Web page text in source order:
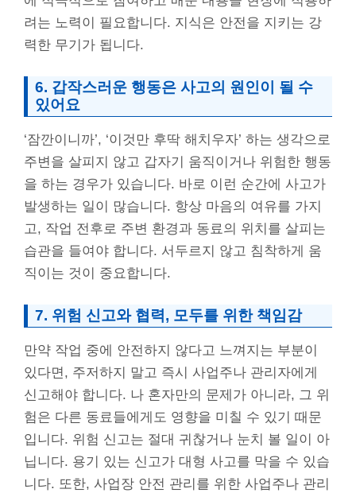
려는 노력이 필요합니다. 지식은 안전을 지키는 강
력한 무기가 됩니다.
6. 갑작스러운 행동은 사고의 원인이 될 수
있어요
‘잠깐이니까’, ‘이것만 후딱 해치우자’ 하는 생각으로
주변을 살피지 않고 갑자기 움직이거나 위험한 행동
을 하는 경우가 있습니다. 바로 이런 순간에 사고가
발생하는 일이 많습니다. 항상 마음의 여유를 가지
고, 작업 전후로 주변 환경과 동료의 위치를 살피는
습관을 들여야 합니다. 서두르지 않고 침착하게 움
직이는 것이 중요합니다.
7. 위험 신고와 협력, 모두를 위한 책임감
만약 작업 중에 안전하지 않다고 느껴지는 부분이
있다면, 주저하지 말고 즉시 사업주나 관리자에게
신고해야 합니다. 나 혼자만의 문제가 아니라, 그 위
험은 다른 동료들에게도 영향을 미칠 수 있기 때문
입니다. 위험 신고는 절대 귀찮거나 눈치 볼 일이 아
닙니다. 용기 있는 신고가 대형 사고를 막을 수 있습
니다. 또한, 사업장 안전 관리를 위한 사업주나 관리